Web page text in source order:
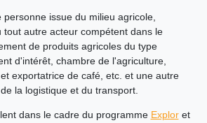
issue du milieu agricole,
tout autre acteur compétent dans le
de produits agricoles du type
d'intérêt, chambre de l'agriculture,
exportatrice de café, etc. et une autre
la logistique et du transport.
dans le cadre du programme Exploret